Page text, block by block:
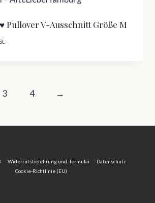
Pullover V-Ausschnitt Größe M
3 4 →
Widerrufsbelehrung und -formular
Datenschutz
Cookie-Richtlinie (EU)